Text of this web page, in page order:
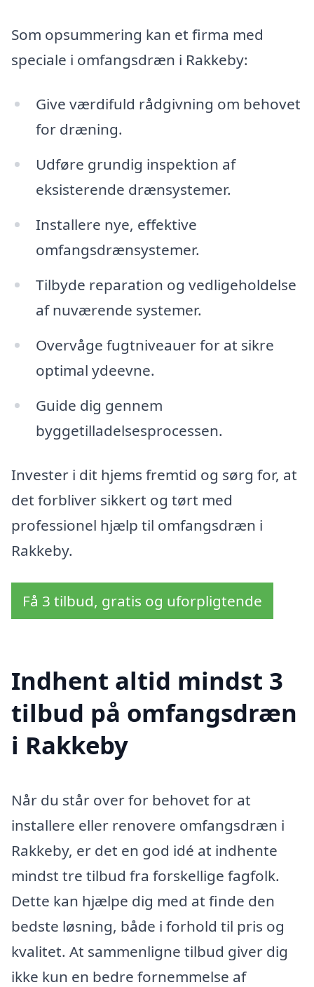
Som opsummering kan et firma med
speciale i omfangsdræn i Rakkeby:
Give værdifuld rådgivning om behovet
for dræning.
Udføre grundig inspektion af
eksisterende drænsystemer.
Installere nye, effektive
omfangsdrænsystemer.
Tilbyde reparation og vedligeholdelse
af nuværende systemer.
Overvåge fugtniveauer for at sikre
optimal ydeevne.
Guide dig gennem
byggetilladelsesprocessen.
Invester i dit hjems fremtid og sørg for, at
det forbliver sikkert og tørt med
professionel hjælp til omfangsdræn i
Rakkeby.
Få 3 tilbud, gratis og uforpligtende
Indhent altid mindst 3
tilbud på omfangsdræn
i Rakkeby
Når du står over for behovet for at
installere eller renovere omfangsdræn i
Rakkeby, er det en god idé at indhente
mindst tre tilbud fra forskellige fagfolk.
Dette kan hjælpe dig med at finde den
bedste løsning, både i forhold til pris og
kvalitet. At sammenligne tilbud giver dig
ikke kun en bedre fornemmelse af